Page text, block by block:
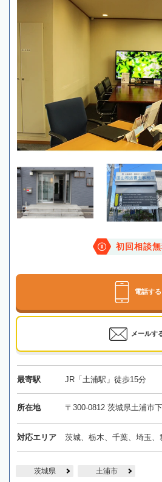
初回相談
電話する
メールす
最寄駅 JR「土浦駅」徒歩15分
所在地 〒300-0812 茨城県土浦市
対応エリア 茨城、栃木、千葉、埼玉、
茨城県 土浦市